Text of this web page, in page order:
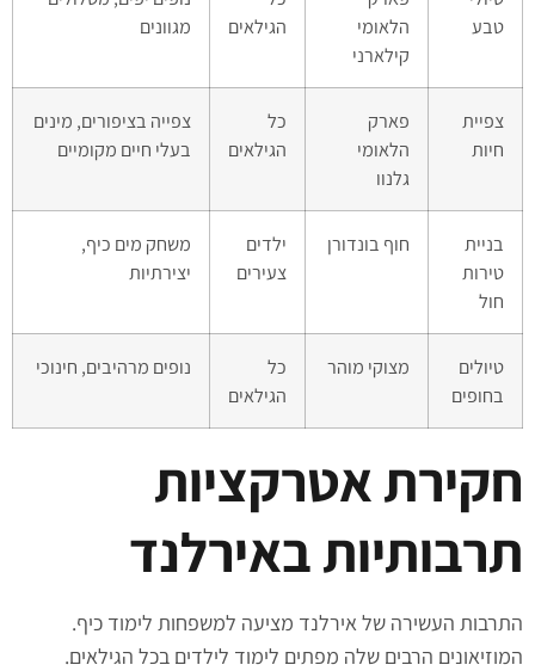
טבע
הלאומי
קילארני
הגילאים
מגוונים
צפיית
חיות
פארק
הלאומי
גלנוו
כל
הגילאים
צפייה בציפורים, מינים
בעלי חיים מקומיים
בניית
טירות
חול
חוף בונדורן
ילדים
צעירים
משחק מים כיף,
יצירתיות
טיולים
בחופים
מצוקי מוהר
כל
הגילאים
נופים מרהיבים, חינוכי
חקירת אטרקציות
תרבותיות באירלנד
התרבות העשירה של אירלנד מציעה למשפחות לימוד כיף.
המוזיאונים הרבים שלה מפתים לימוד לילדים בכל הגילאים.